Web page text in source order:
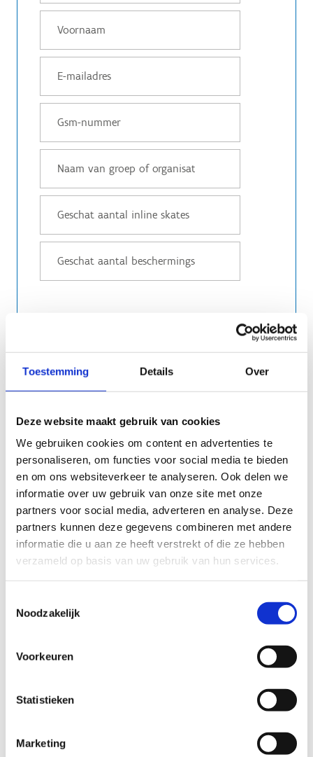
Toestemming Details Over
Deze website maakt gebruik van cookies
We gebruiken cookies om content en advertenties te
personaliseren, om functies voor social media te bieden
en om ons websiteverkeer te analyseren. Ook delen we
informatie over uw gebruik van onze site met onze
partners voor social media, adverteren en analyse. Deze
partners kunnen deze gegevens combineren met andere
informatie die u aan ze heeft verstrekt of die ze hebben
verzameld op basis van uw gebruik van hun services.
Noodzakelijk
Voorkeuren
Statistieken
Marketing
GEWENSTE DATUM VAN HUUR*
Extra initiatieles voorzien?
Ja, graag initiatieles voorzien
Nee, geen les voorzien